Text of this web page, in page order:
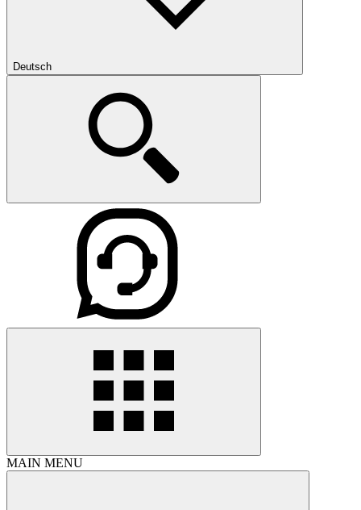
Deutsch
MAIN MENU